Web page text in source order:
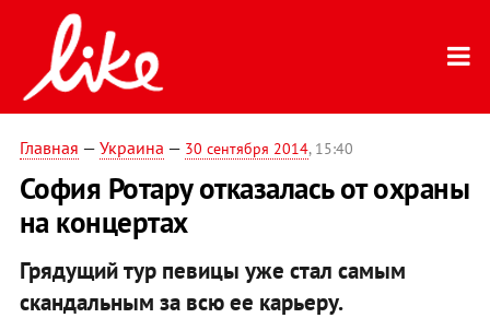
Главная — Украина — 30 сентября 2014, 15:40
София Ротару отказалась от охраны
на концертах
Грядущий тур певицы уже стал самым
скандальным за всю ее карьеру.